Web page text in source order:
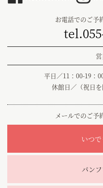
お電話でのご予
平日／11：00-19：
休館日／（祝日
メールでのご予
いつ
パン